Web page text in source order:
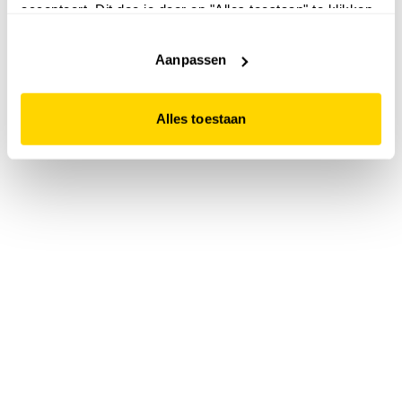
accepteert. Dit doe je door op "Alles toestaan" te klikken.
website niet optimaal functioneert.
Aanpassen
Alles toestaan